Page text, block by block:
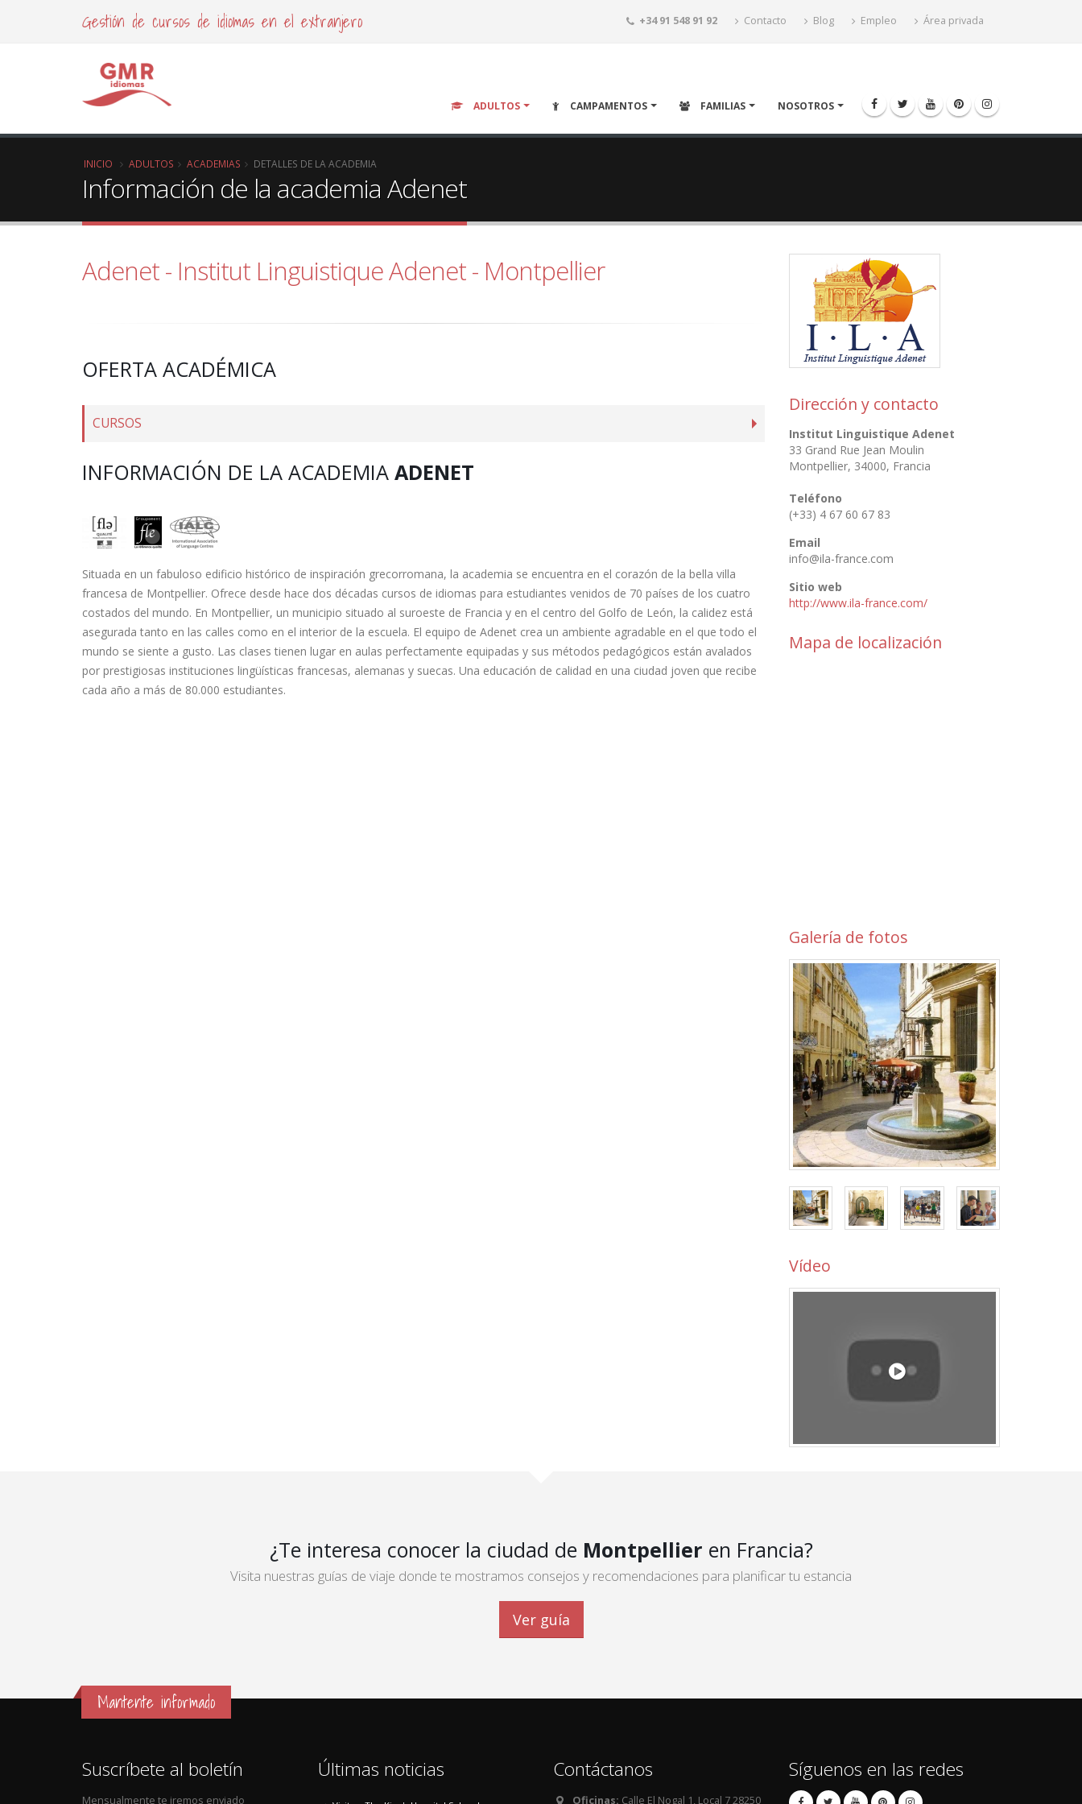
Gestión de cursos de idiomas en el extranjero +34 91 548 91 92 Contacto Blog Empleo Área privada
ADULTOS CAMPAMENTOS FAMILIAS NOSOTROS
INICIO ADULTOS ACADEMIAS DETALLES DE LA ACADEMIA
Información de la academia Adenet
Adenet - Institut Linguistique Adenet - Montpellier
OFERTA ACADÉMICA
CURSOS
INFORMACIÓN DE LA ACADEMIA ADENET
Situada en un fabuloso edificio histórico de inspiración grecorromana, la academia se encuentra en el corazón de la bella villa
francesa de Montpellier. Ofrece desde hace dos décadas cursos de idiomas para estudiantes venidos de 70 países de los cuatro
costados del mundo. En Montpellier, un municipio situado al suroeste de Francia y en el centro del Golfo de León, la calidez está
asegurada tanto en las calles como en el interior de la escuela. El equipo de Adenet crea un ambiente agradable en el que todo el
mundo se siente a gusto. Las clases tienen lugar en aulas perfectamente equipadas y sus métodos pedagógicos están avalados
por prestigiosas instituciones lingüísticas francesas, alemanas y suecas. Una educación de calidad en una ciudad joven que recibe
cada año a más de 80.000 estudiantes.
Dirección y contacto
Institut Linguistique Adenet
33 Grand Rue Jean Moulin
Montpellier, 34000, Francia
Teléfono
(+33) 4 67 60 67 83
Email
info@ila-france.com
Sitio web
http://www.ila-france.com/
Mapa de localización
Galería de fotos
Vídeo
¿Te interesa conocer la ciudad de Montpellier en Francia?
Visita nuestras guías de viaje donde te mostramos consejos y recomendaciones para planificar tu estancia
Ver guía
Mantente informado
Suscríbete al boletín
Mensualmente te iremos enviado
Últimas noticias Contáctanos
Oficinas: Calle El Nogal 1, Local 7 28250
Síguenos en las redes